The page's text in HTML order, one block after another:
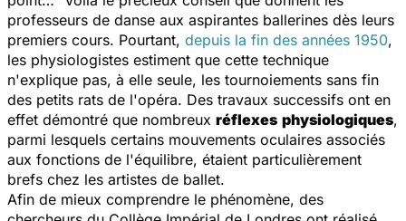
professeurs de danse aux aspirantes ballerines dès leurs
premiers cours. Pourtant, depuis la fin des années 1950,
les physiologistes estiment que cette technique
n'explique pas, à elle seule, les tournoiements sans fin
des petits rats de l'opéra. Des travaux successifs ont en
effet démontré que nombreux réflexes physiologiques,
parmi lesquels certains mouvements oculaires associés
aux fonctions de l'équilibre, étaient particulièrement
brefs chez les artistes de ballet.
Afin de mieux comprendre le phénomène, des